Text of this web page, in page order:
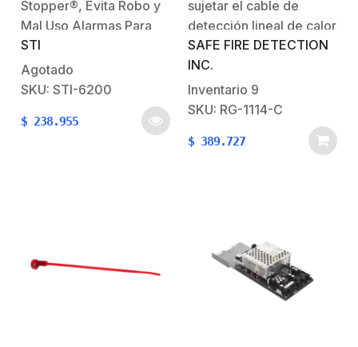
Stopper®, Evita Robo y
Mal Uso Alarmas Para
Extintores De Incendio
Serie Theft Stopper®
Disuade y Alerta del Mal
alarma Theft Stopper®
STI
Agotado
SKU: STI-6200
$ 238.955
Longitud 12,7 cm /
Resistente al Fuego /
Paquete con 100 Piezas
sujetar el cable de
detección lineal de calor
(LHD)Temperatura de
funcionamiento: -73 °C
a 200 °CLongitud: 12,7
cmCompatible con
cable para detección
lineal de temperatura:
SAFE FIRE DETECTION
INC.
Inventario 9
SKU: RG-1114-C
$ 389.727